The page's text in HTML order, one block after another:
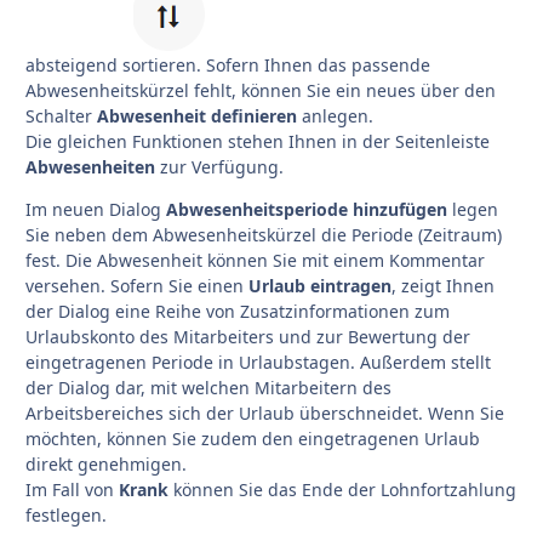
absteigend sortieren. Sofern Ihnen das passende
Abwesenheitskürzel fehlt, können Sie ein neues über den
Schalter Abwesenheit definieren anlegen.
Die gleichen Funktionen stehen Ihnen in der Seitenleiste
Abwesenheiten zur Verfügung.
Im neuen Dialog Abwesenheitsperiode hinzufügen legen
Sie neben dem Abwesenheitskürzel die Periode (Zeitraum)
fest. Die Abwesenheit können Sie mit einem Kommentar
versehen. Sofern Sie einen Urlaub eintragen, zeigt Ihnen
der Dialog eine Reihe von Zusatzinformationen zum
Urlaubskonto des Mitarbeiters und zur Bewertung der
eingetragenen Periode in Urlaubstagen. Außerdem stellt
der Dialog dar, mit welchen Mitarbeitern des
Arbeitsbereiches sich der Urlaub überschneidet. Wenn Sie
möchten, können Sie zudem den eingetragenen Urlaub
direkt genehmigen.
Im Fall von Krank können Sie das Ende der Lohnfortzahlung
festlegen.